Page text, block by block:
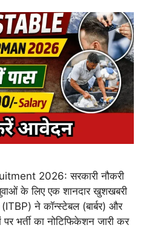
2026: सरकारी नौकरी
के लिए एक शानदार खुशखबरी
(ITBP) ने कॉन्स्टेबल (बार्बर) और
भर्ती का नोटिफिकेशन जारी कर